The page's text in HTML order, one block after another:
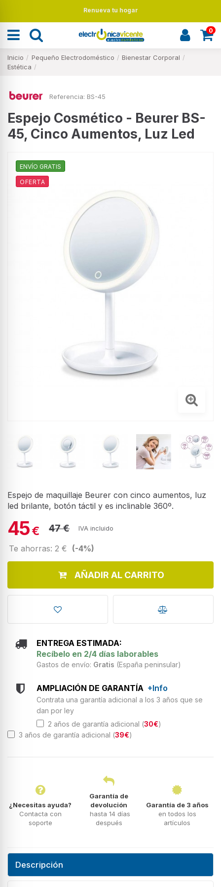
Renueva tu hogar
0
Inicio Pequeño Electrodoméstico
Bienestar Corporal
Estética
Referencia: BS-45
Espejo Cosmético - Beurer BS-
45, Cinco Aumentos, Luz Led
ENVÍO GRATIS
OFERTA
Espejo de maquillaje Beurer con cinco aumentos, luz
led brilante, botón táctil y es inclinable 360º.
45€ 47 € IVA incluido
Te ahorras: 2 € (-4%)
AÑADIR AL CARRITO
ENTREGA ESTIMADA:
Recíbelo en 2/4 días laborables
Gastos de envío: Gratis (España peninsular)
AMPLIACIÓN DE GARANTÍA +Info
Contrata una garantía adicional a los 3 años que se
dan por ley
2 años de garantía adicional (30€)
3 años de garantía adicional (39€)
¿Necesitas ayuda?
Contacta con
soporte
Garantía de
devolución
hasta 14 días
después
Garantía de 3 años
en todos los
artículos
Descripción